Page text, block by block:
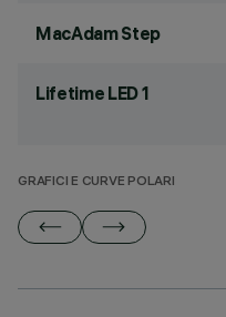
MacAdam Step
Lifetime LED 1
GRAFICI E CURVE POLARI